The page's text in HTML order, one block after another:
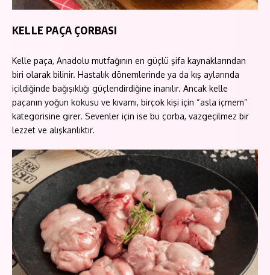
KELLE PAÇA ÇORBASI
Kelle paça, Anadolu mutfağının en güçlü şifa kaynaklarından
biri olarak bilinir. Hastalık dönemlerinde ya da kış aylarında
içildiğinde bağışıklığı güçlendirdiğine inanılır. Ancak kelle
paçanın yoğun kokusu ve kıvamı, birçok kişi için “asla içmem”
kategorisine girer. Sevenler için ise bu çorba, vazgeçilmez bir
lezzet ve alışkanlıktır.